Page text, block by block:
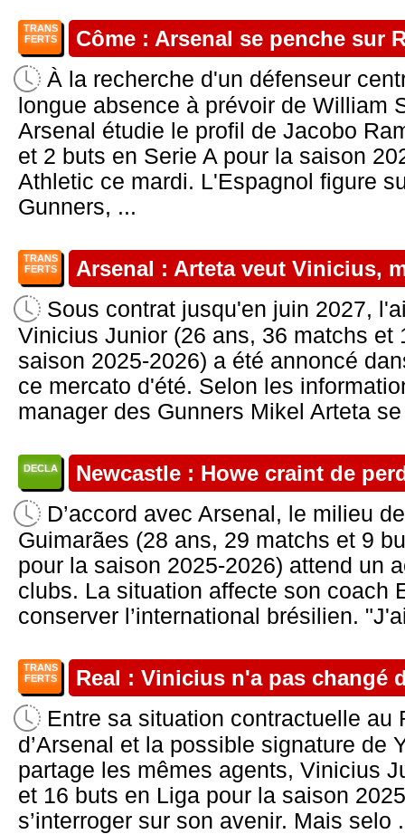
TRANS
FERTS
Côme : Arsenal se penche sur
À la recherche d'un défenseur
longue absence à prévoir de William
Arsenal étudie le profil de Jacobo
et 2 buts en Serie A pour la saison
Athletic ce mardi. L'Espagnol figure
Gunners, ...
TRANS
FERTS
Arsenal : Arteta veut Vinicius,
Sous contrat jusqu'en juin 2027,
Vinicius Junior (26 ans, 36 matchs et
saison 2025-2026) a été annoncé
ce mercato d'été. Selon les
manager des Gunners Mikel Arteta
DECLA Newcastle : Howe craint de
D’accord avec Arsenal, le milieu
Guimarães (28 ans, 29 matchs et 9
pour la saison 2025-2026) attend un
clubs. La situation affecte son coach
conserver l’international brésilien.
TRANS
FERTS
Real : Vinicius n'a pas changé
Entre sa situation contractuelle au
d’Arsenal et la possible signature de
partage les mêmes agents, Vinicius
et 16 buts en Liga pour la saison
s’interroger sur son avenir. Mais selo